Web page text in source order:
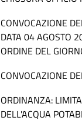
CONVOCAZIONE
DATA 04 AGOSTO
ORDINE DEL
CONVOCAZIONE
ORDINANZA:
DELL'ACQUA